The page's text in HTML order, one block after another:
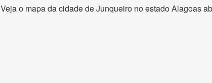
Veja o mapa da cidade de Junqueiro no estado Alagoas